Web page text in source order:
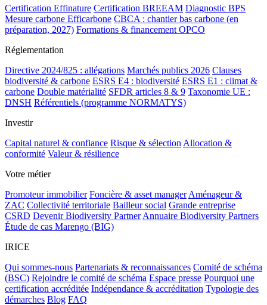
Certification Effinature Certification BREEAM Diagnostic BPS
Mesure carbone Efficarbone CBCA : chantier bas carbone (en
préparation, 2027) Formations & financement OPCO
Réglementation
Directive 2024/825 : allégations Marchés publics 2026 Clauses
biodiversité & carbone ESRS E4 : biodiversité ESRS E1 : climat &
carbone Double matérialité SFDR articles 8 & 9 Taxonomie UE :
DNSH Référentiels (programme NORMATYS)
Investir
Capital naturel & confiance Risque & sélection Allocation &
conformité Valeur & résilience
Votre métier
Promoteur immobilier Foncière & asset manager Aménageur &
ZAC Collectivité territoriale Bailleur social Grande entreprise
CSRD Devenir Biodiversity Partner Annuaire Biodiversity Partners
Étude de cas Marengo (BIG)
IRICE
Qui sommes-nous Partenariats & reconnaissances Comité de schéma
(BSC) Rejoindre le comité de schéma Espace presse Pourquoi une
certification accréditée Indépendance & accréditation Typologie des
démarches Blog FAQ